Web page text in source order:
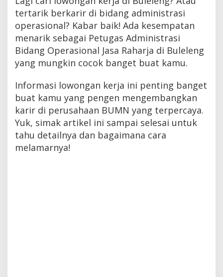
tertarik berkarir di bidang administrasi
operasional? Kabar baik! Ada kesempatan
menarik sebagai Petugas Administrasi
Bidang Operasional Jasa Raharja di Buleleng
yang mungkin cocok banget buat kamu.
Informasi lowongan kerja ini penting banget
buat kamu yang pengen mengembangkan
karir di perusahaan BUMN yang terpercaya.
Yuk, simak artikel ini sampai selesai untuk
tahu detailnya dan bagaimana cara
melamarnya!